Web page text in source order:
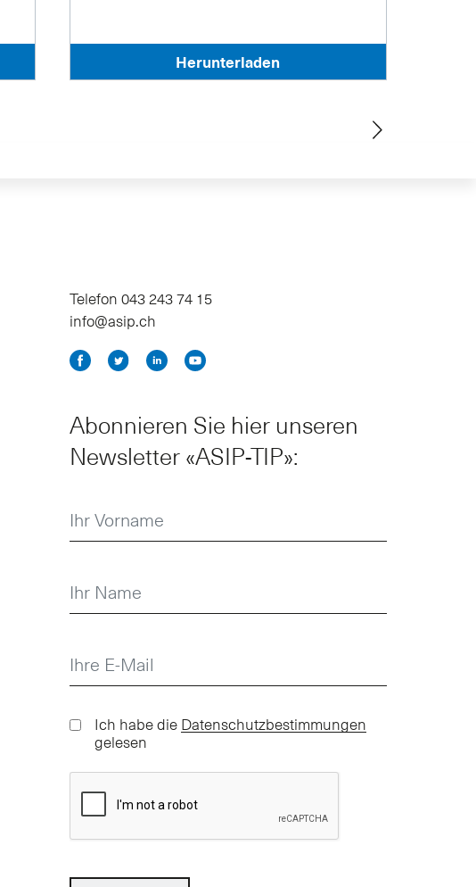
Herunterladen
Telefon 043 243 74 15
info@asip.ch
Abonnieren Sie hier unseren
Newsletter «ASIP-TIP»:
Ich habe dieDatenschutzbestimmungen
gelesen